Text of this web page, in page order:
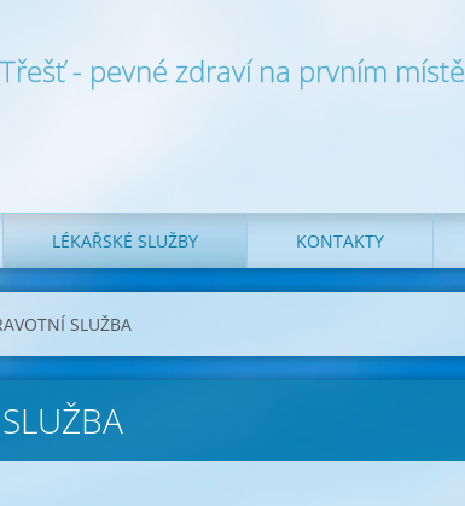
- pevné zdraví na prvním místě
LÉKAŘSKÉ SLUŽBY KONTAKTY
SLUŽBA